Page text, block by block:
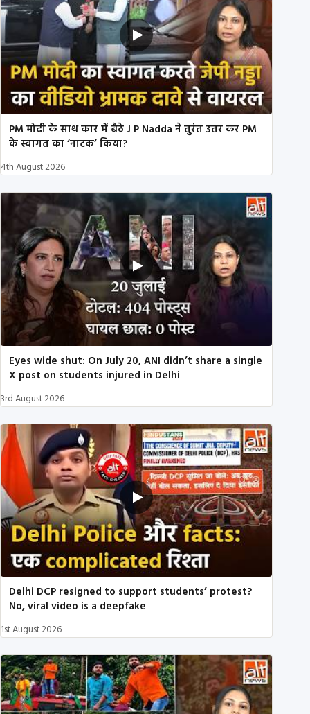
PM मोदी के साथ कार में बैठे J P Nadda ने तुरंत उतर कर PM
के स्वागत का ‘नाटक’ किया?
4th August 2026
Eyes wide shut: On July 20, ANI didn’t share a single
X post on students injured in Delhi
3rd August 2026
Delhi DCP resigned to support students’ protest?
No, viral video is a deepfake
1st August 2026